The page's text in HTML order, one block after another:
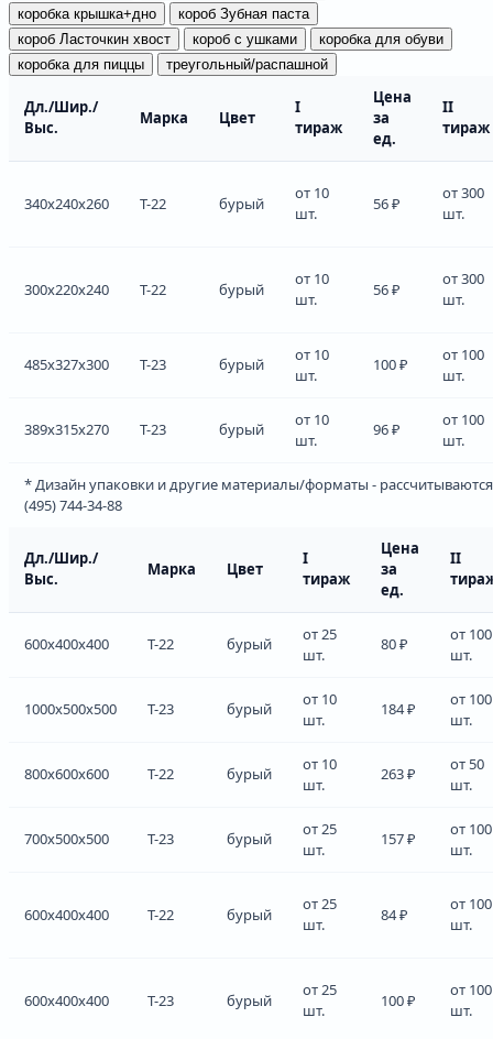
коробка крышка+дно
короб Зубная паста
короб Ласточкин хвост
короб с ушками
коробка для обуви
коробка для пиццы
треугольный/распашной
Дл./Шир./
Выс.
Марка Цвет
I
тираж
Цена
за
ед.
II
тираж
340x240x260 Т-22 бурый
от 10
шт.
56 ₽
от 300
шт.
300x220x240 Т-22 бурый
от 10
шт.
56 ₽
от 300
шт.
485x327x300 Т-23 бурый
от 10
шт.
100 ₽
от 100
шт.
389x315x270 Т-23 бурый
от 10
шт.
96 ₽
от 100
шт.
* Дизайн упаковки и другие материалы/форматы -
(495) 744-34-88
Дл./Шир./
Выс.
Марка Цвет
I
тираж
Цена
за
ед.
II
600x400x400 Т-22 бурый
от 25
шт.
80 ₽
от 100
шт.
1000x500x500 Т-23 бурый
от 10
шт.
184 ₽
от 100
шт.
800x600x600 Т-22 бурый
от 10
шт.
263 ₽
от 50
шт.
700x500x500 Т-23 бурый
от 25
шт.
157 ₽
от 100
шт.
600x400x400 Т-22 бурый
от 25
шт.
84 ₽
от 100
шт.
600x400x400 Т-23 бурый
от 25
шт.
100 ₽
от 100
шт.